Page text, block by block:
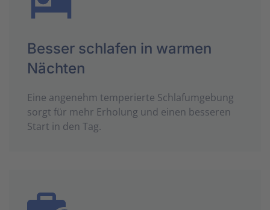
Besser schlafen in warmen
Nächten
Eine angenehm temperierte Schlafumgebung
sorgt für mehr Erholung und einen besseren
Start in den Tag.